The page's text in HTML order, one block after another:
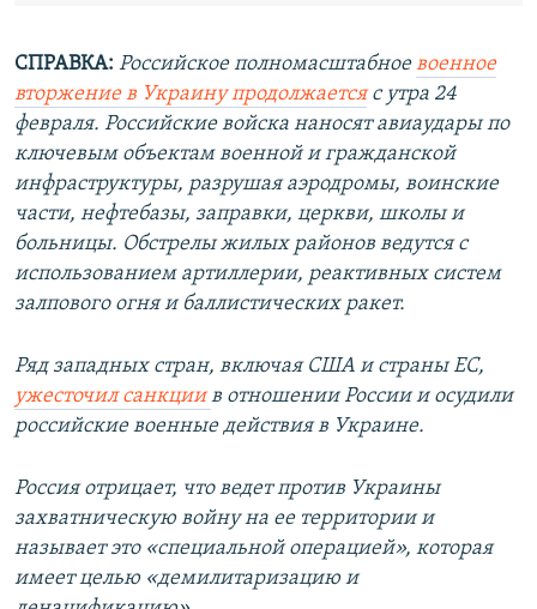
СПРАВКА: Российское полномасштабноевоенное
вторжение в Украину продолжаетсяс утра 24
февраля. Российские войска наносят авиаудары по
ключевым объектам военной и гражданской
инфраструктуры, разрушая аэродромы, воинские
части, нефтебазы, заправки, церкви, школы и
больницы. Обстрелы жилых районов ведутся с
использованием артиллерии, реактивных систем
залпового огня и баллистических ракет.
Ряд западных стран, включая США и страны ЕС,
ужесточил санкциив отношении России и осудили
российские военные действия в Украине.
Россия отрицает, что ведет против Украины
захватническую войну на ее территории и
называет это «специальной операцией», которая
имеет целью «демилитаризацию и